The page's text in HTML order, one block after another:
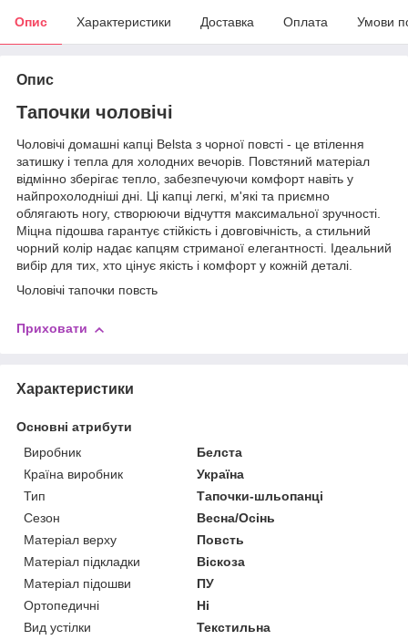
Опис Характеристики Доставка Оплата Умови
Опис
Тапочки чоловічі
Чоловічі домашні капці Belsta з чорної повсті - це втілення
затишку і тепла для холодних вечорів. Повстяний матеріал
відмінно зберігає тепло, забезпечуючи комфорт навіть у
найпрохолодніші дні. Ці капці легкі, м'які та приємно
облягають ногу, створюючи відчуття максимальної зручності.
Міцна підошва гарантує стійкість і довговічність, а стильний
чорний колір надає капцям стриманої елегантності. Ідеальний
вибір для тих, хто цінує якість і комфорт у кожній деталі.
Чоловічі тапочки повсть
Приховати
Характеристики
Основні атрибути
Виробник
Белста
Країна виробник
Україна
Тип
Тапочки-шльопанці
Сезон
Весна/Осінь
Матеріал верху
Повсть
Матеріал підкладки
Віскоза
Матеріал підошви
ПУ
Ортопедичні
Ні
Вид устілки
Текстильна